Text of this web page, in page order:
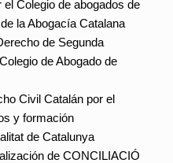
el Colegio de abogados de
la Abogacía Catalana
de Segunda
de Abogado de
Civil Catalán por el
y formación
de Catalunya
de CONCILIACIÓ